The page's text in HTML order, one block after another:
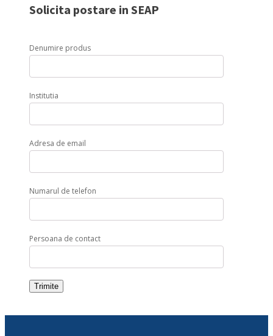
mm,
,
Line
quantity
Solicita postare in SEAP
Denumire produs
Institutia
Adresa de email
Numarul de telefon
Persoana de contact